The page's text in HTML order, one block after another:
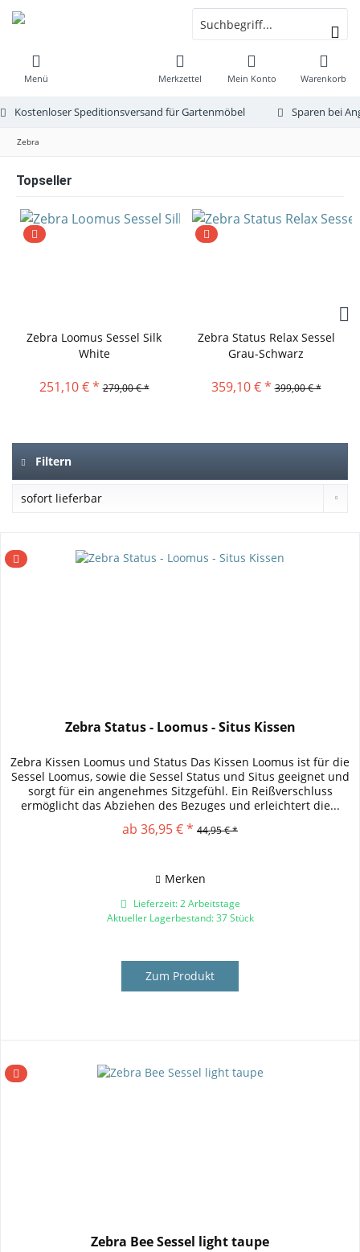
Menü Warenkorb
Merkzettel Mein Konto
Kostenloser Speditionsversand für Gartenmöbel Sparen bei
Zebra
Topseller
Zebra Loomus Sessel Silk
White
251,10 € * 279,00 € *
Zebra Status Relax Sessel
Grau-Schwarz
359,10 € * 399,00 € *
Filtern
Zebra Status - Loomus - Situs Kissen
Zebra Kissen Loomus und Status Das Kissen Loomus ist für die
Sessel Loomus, sowie die Sessel Status und Situs geeignet und
sorgt für ein angenehmes Sitzgefühl. Ein Reißverschluss
ermöglicht das Abziehen des Bezuges und erleichtert die...
ab 36,95 € * 44,95 € *
Merken
Lieferzeit: 2 Arbeitstage
Aktueller Lagerbestand: 37 Stück
Zum Produkt
Zebra Bee Sessel light taupe